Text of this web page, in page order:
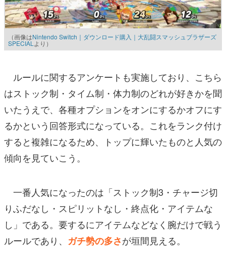
（画像はNintendo Switch｜ダウンロード購入｜大乱闘スマッシュブラザーズ
SPECIALより）
ルールに関するアンケートも実施しており、こちら
はストック制・タイム制・体力制のどれが好きかを聞
いたうえで、各種オプションをオンにするかオフにす
るかという回答形式になっている。これをランク付け
すると複雑になるため、トップに輝いたものと人気の
傾向を見ていこう。
一番人気になったのは「ストック制3・チャージ切
りふだなし・スピリットなし・終点化・アイテムな
し」である。要するにアイテムなどなく腕だけで戦う
ルールであり、 ガチ勢の多さが垣間見える。